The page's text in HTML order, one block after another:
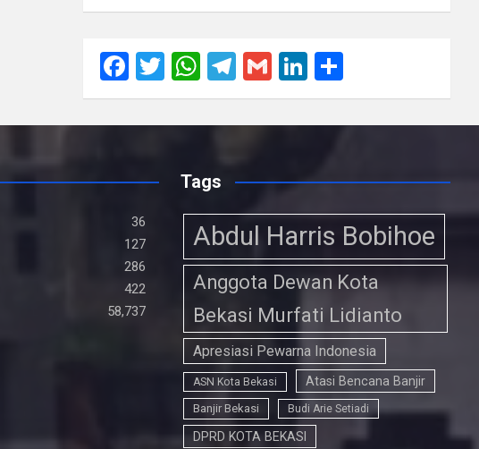
F
a
ce
o
o
k
T
wi
tt
W
h
at
A
p
p
T
el
e
a
m
G
m
ail
Li
n
ke
n
h
ar
36
127
286
422
58,737
Tags
Abdul Harris Bobihoe
Anggota Dewan Kota
Bekasi Murfati Lidianto
Apresiasi Pewarna Indonesia
ASN Kota Bekasi Atasi Bencana Banjir
Banjir Bekasi Budi Arie Setiadi
DPRD KOTA BEKASI